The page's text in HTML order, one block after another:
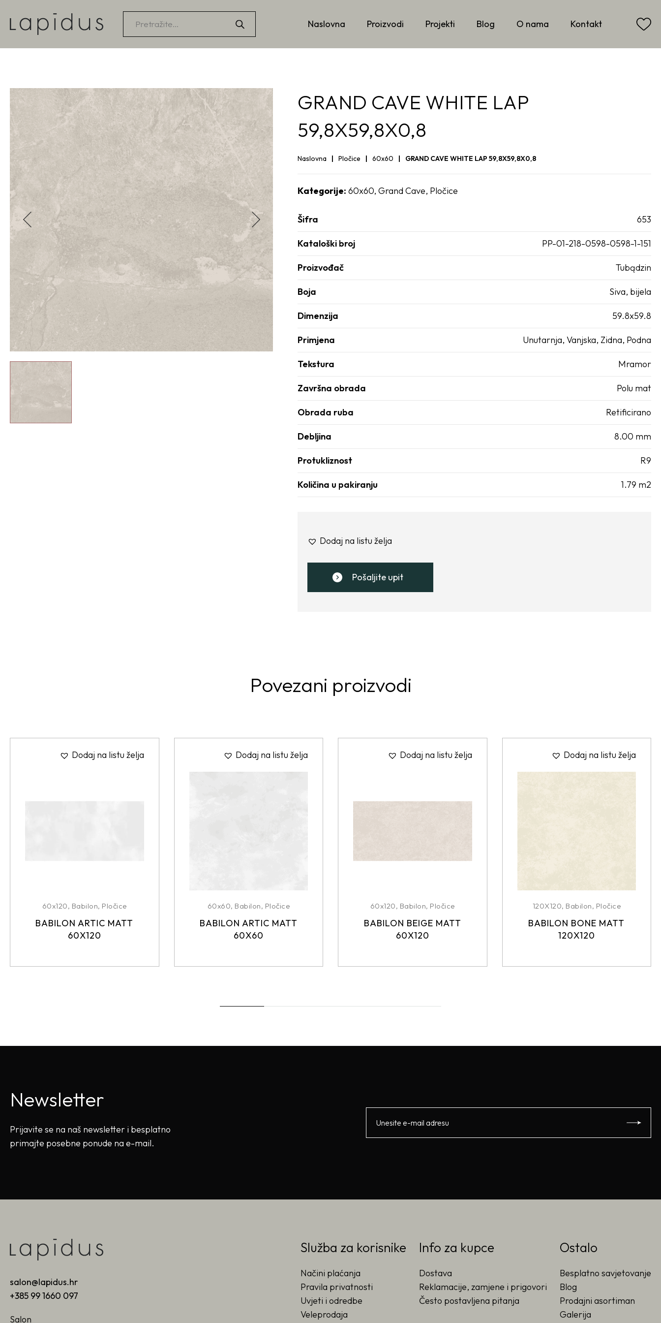
Products
search
Naslovna Proizvodi Projekti Blog O nama Kontakt
GRAND CAVE WHITE LAP
59,8X59,8X0,8
Naslovna Pločice 60x60 GRAND CAVE WHITE LAP 59,8X59,8X0,8
Kategorije: 60x60, Grand Cave, Pločice
Šifra 653
Kataloški broj PP-01-218-0598-0598-1-151
Proizvođač Tubądzin
Boja Siva, bijela
Dimenzija 59.8x59.8
Primjena Unutarnja, Vanjska, Zidna, Podna
Tekstura Mramor
Završna obrada Polu mat
Obrada ruba Retificirano
Debljina 8.00 mm
Protukliznost R9
Količina u pakiranju 1.79 m2
Dodaj na listu želja
Pošaljite upit
Povezani proizvodi
Dodaj na listu želja
60x120, Babilon, Pločice
BABILON ARTIC MATT
60X120
Dodaj na listu želja
60x60, Babilon, Pločice
BABILON ARTIC MATT
60X60
Dodaj na listu želja
60x120, Babilon, Pločice
BABILON BEIGE MATT
60X120
Dodaj na listu želja
120X120, Babilon, Pločice
BABILON BONE MATT
120X120
Newsletter
Prijavite se na naš newsletter i besplatno
primajte posebne ponude na e-mail.
salon@lapidus.hr
+385 99 1660 097
Salon
Služba za korisnike
Načini plaćanja
Pravila privatnosti
Uvjeti i odredbe
Veleprodaja
Info za kupce
Dostava
Reklamacije, zamjene i prigovori
Često postavljena pitanja
Ostalo
Besplatno savjetovanje
Blog
Prodajni asortiman
Galerija